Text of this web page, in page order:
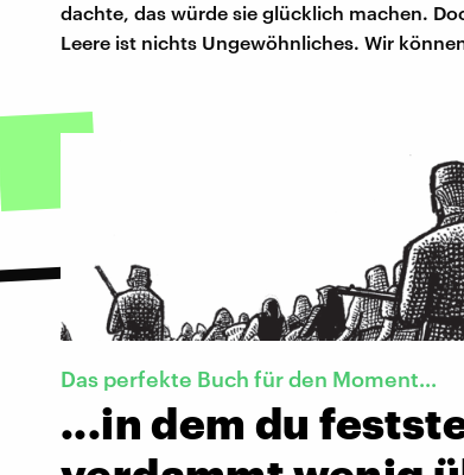
dachte, das würde sie glücklich machen.
Leere ist nichts Ungewöhnliches. Wir
Das perfekte Buch für den Moment...
...in dem du